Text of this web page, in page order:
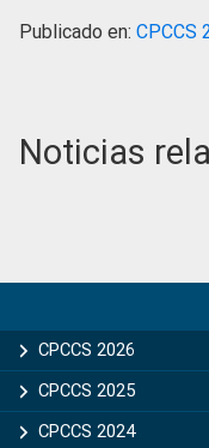
Publicado en: CPCCS
Noticias
Sidebar
CPCCS 2026
CPCCS 2025
CPCCS 2024